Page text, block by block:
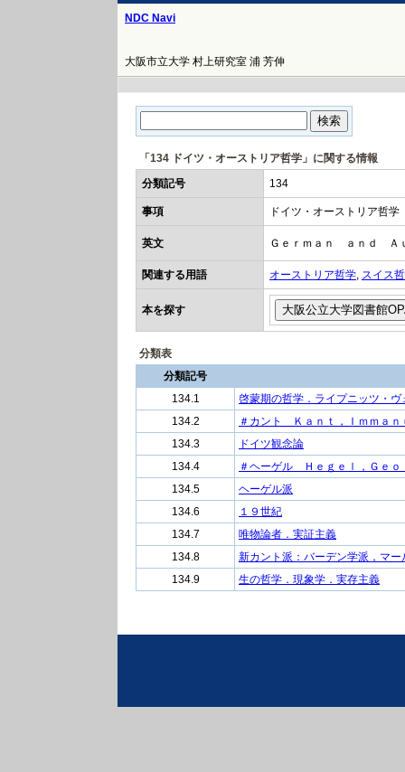
NDC Navi
大阪市立大学 村上研究室 浦 芳伸
「134 ドイツ・オーストリア哲学」に関する情報
分類記号
134
事項 ドイツ・オーストリア哲学
英文 Ｇｅｒｍａｎ ａｎｄ Ａ
関連する用語 オーストリア哲学, スイス
本を探す
分類表
分類記号
134.1
啓蒙期の哲学．ライプニッツ・ヴ
134.2
＃カント Ｋａｎｔ，Ｉｍｍａ
134.3
ドイツ観念論
134.4
＃ヘーゲル Ｈｅｇｅｌ，Ｇｅ
134.5
ヘーゲル派
134.6
１９世紀
134.7
唯物論者．実証主義
134.8
新カント派：バーデン学派，マー
134.9
生の哲学．現象学．実存主義